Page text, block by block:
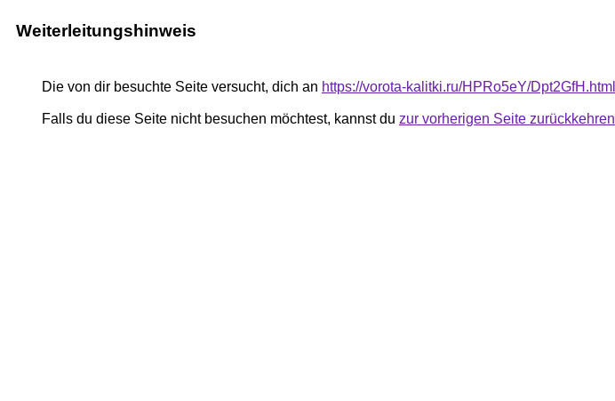
Weiterleitungshinweis
Die von dir besuchte Seite versucht, dich an https://vorota-kalitki.ru/HPRo5eY/Dpt2GfH.html
Falls du diese Seite nicht besuchen möchtest, kannst du zur vorherigen Seite zurückkehren